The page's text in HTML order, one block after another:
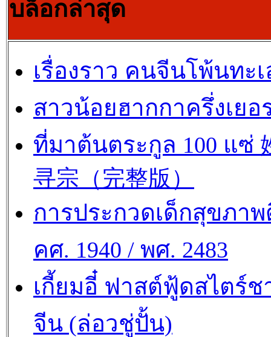
บล็อกล่าสุด
เรื่องราว คนจีนโพ้นทะ
สาวน้อยฮากกาครึ่งเยอ
ที่มาต้นตระกูล 100 แซ่
寻宗（完整版）
การประกวดเด็กสุขภา
คศ. 1940 / พศ. 2483
เกี้ยมอี๋ ฟาสต์ฟู้ดสไตร์ช
จีน (ล่อวชู่ปั้น)